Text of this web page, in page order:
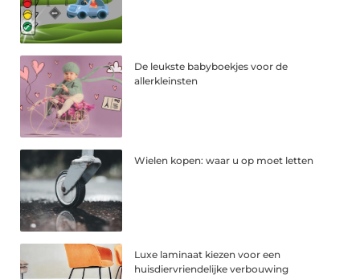
De leukste babyboekjes voor de
allerkleinsten
Wielen kopen: waar u op moet letten
Luxe laminaat kiezen voor een
huisdiervriendelijke verbouwing